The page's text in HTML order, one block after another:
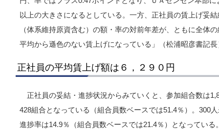
以上の大きさになるとしている。一方、正社員の賃上げ妥
（体系維持原資含む）の額・率の対前年差が、ともに全体
平均から遜色のない賃上げになっている」（松浦昭彦書記
正社員の平均賃上げ額は６，２９０円
正社員の妥結・進捗状況からみていくと、参加組合数は
428組合となっている（組合員数ベースでは51.4％）。300
進捗率は14.9％（組合員数ベースでは21.4％）となっている